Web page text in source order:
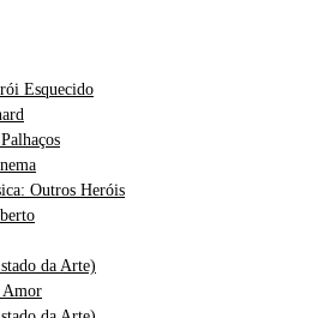
Esquecido
Outros Heróis
da Arte)
Amor